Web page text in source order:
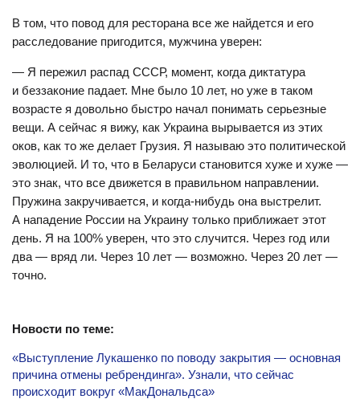
В том, что повод для ресторана все же найдется и его
расследование пригодится, мужчина уверен:
— Я пережил распад СССР, момент, когда диктатура
и беззаконие падает. Мне было 10 лет, но уже в таком
возрасте я довольно быстро начал понимать серьезные
вещи. А сейчас я вижу, как Украина вырывается из этих
оков, как то же делает Грузия. Я называю это политической
эволюцией. И то, что в Беларуси становится хуже и хуже —
это знак, что все движется в правильном направлении.
Пружина закручивается, и когда-нибудь она выстрелит.
А нападение России на Украину только приближает этот
день. Я на 100% уверен, что это случится. Через год или
два — вряд ли. Через 10 лет — возможно. Через 20 лет —
точно.
Новости по теме:
«Выступление Лукашенко по поводу закрытия — основная
причина отмены ребрендинга». Узнали, что сейчас
происходит вокруг «МакДональдса»